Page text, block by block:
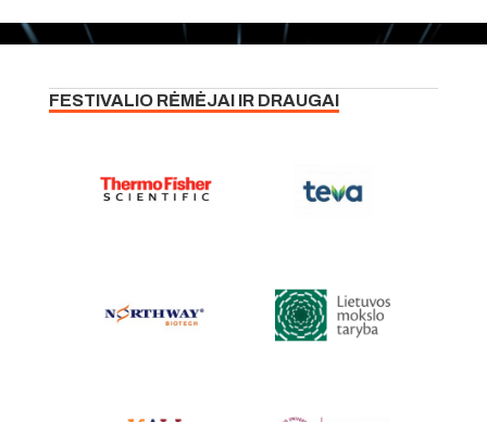
FESTIVALIO RĖMĖJAI IR DRAUGAI